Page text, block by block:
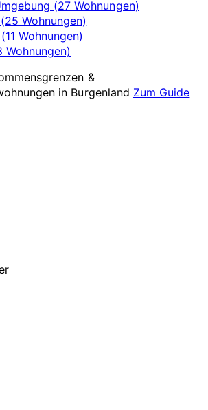
(27 Wohnungen)
Wohnungen)
Wohnungen)
Wohnungen)
&
in Burgenland Zum Guide